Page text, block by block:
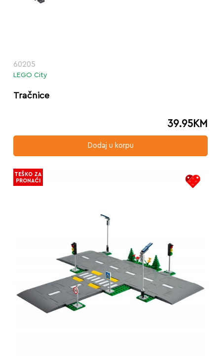
60205
LEGO City
Tračnice
39.95KM
Dodaj u korpu
TEŠKO ZA
PRONAĆI